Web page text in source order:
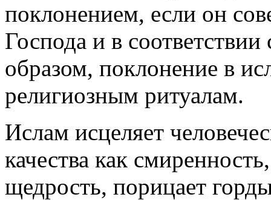
поклонением, если он
Господа и в
образом, поклонение в
религиозным ритуалам.
Ислам исцеляет
качества как
щедрость, порицает